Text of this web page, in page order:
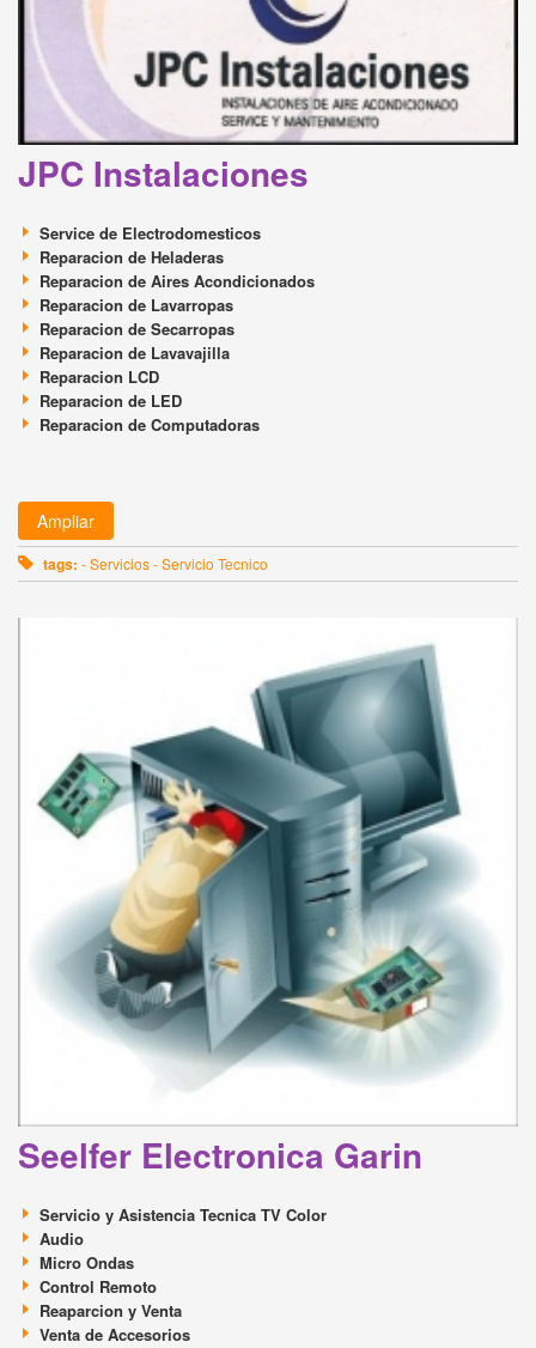
JPC Instalaciones
Service de Electrodomesticos
Reparacion de Heladeras
Reparacion de Aires Acondicionados
Reparacion de Lavarropas
Reparacion de Secarropas
Reparacion de Lavavajilla
Reparacion LCD
Reparacion de LED
Reparacion de Computadoras
Ampliar
tags: - Servicios - Servicio Tecnico
Seelfer Electronica Garin
Servicio y Asistencia Tecnica TV Color
Audio
Micro Ondas
Control Remoto
Reaparcion y Venta
Venta de Accesorios